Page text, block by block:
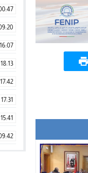
16:07
18:13
17:42
17:31
15:41